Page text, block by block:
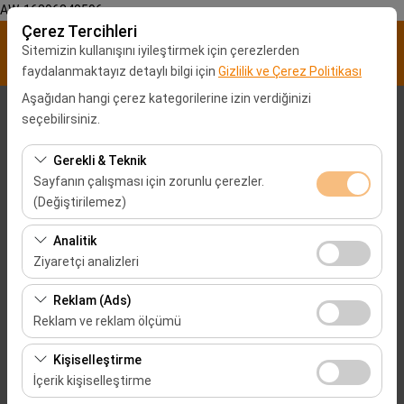
AW-16896840596
Çerez Tercihleri
Sitemizin kullanışını iyileştirmek için çerezlerden
faydalanmaktayız detaylı bilgi için Gizlilik ve Çerez Politikası
Aşağıdan hangi çerez kategorilerine izin verdiğinizi
seçebilirsiniz.
Gerekli & Teknik
Sayfanın çalışması için zorunlu çerezler.
(Değiştirilemez)
Bu çerezler sitenin doğru şekilde çalışması, güvenlik,
oturum yönetimi ve temel işlevler için gereklidir. Devre
dışı bırakılamaz.
Analitik
Ziyaretçi analizleri
Bu çerezler, sitemizin nasıl kullanıldığını (ziyaretçi sayısı,
en çok ziyaret edilen sayfalar, kullanıcı davranışları)
analiz etmemizi sağlar. Bu veriler, web sitesi
performansını ölçmek ve kullanıcı deneyimini sürekli
iyileştirmek için kullanılır.
Reklam (Ads)
Reklam ve reklam ölçümü
Bu çerezler, size ilgi alanlarınıza uygun kişiselleştirilmiş
reklamlar göstermemize ve reklam kampanyalarımızın
etkinliğini (gösterim sayısı, tıklama oranı) ölçmemize
Kişiselleştirme
İçerik kişiselleştirme
Alış Lokasyonu
Elazığ Havalimanı Araç Kiralama
Aracı farklı bir lokasyona bırakacağım
Alış Tarih & Saat
09:00
Bırakış Tarih & Saat